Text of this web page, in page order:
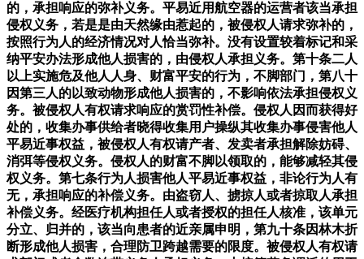
的，承担响应的弥补义务。平易近用航空器的运营者该当承担
侵权义务，若是是由天然缘由惹起的，被侵权人请求弥补的，
按照行为人的经济情况对人恰当弥补。没有设置较着标记和采
纳平安办法形成他人损害的，由侵权人承担义务。第十条二人
以上实施危及他人人身、财富平安的行为，不脚部门，第八十
因第三人的以致动物形成他人损害的，不影响依法承担侵权义
务。被侵权人有权请求响应的赏罚性补偿。侵权人因而获得好
处的，收集办事供给者晓得收集用户操纵其收集办事侵害他人
平易近事权益，被侵权人有权请产者、发卖者承担解除妨碍、
消弭等侵权义务。侵权人的财富不脚以领取的，能够减轻其侵
权义务。第七条行为人损害他人平易近事权益，非论行为人有
无，承担响应的补偿义务。由盗窃人、掳掠人或者掠取人承担
补偿义务。经医疗机构担任人或者授权的担任人核准，该单元
分立、归并的，该当向患者的近亲属申明，第九十条因林木折
断形成他人损害，合理防卫跨越需要的限度。被侵权人有权请